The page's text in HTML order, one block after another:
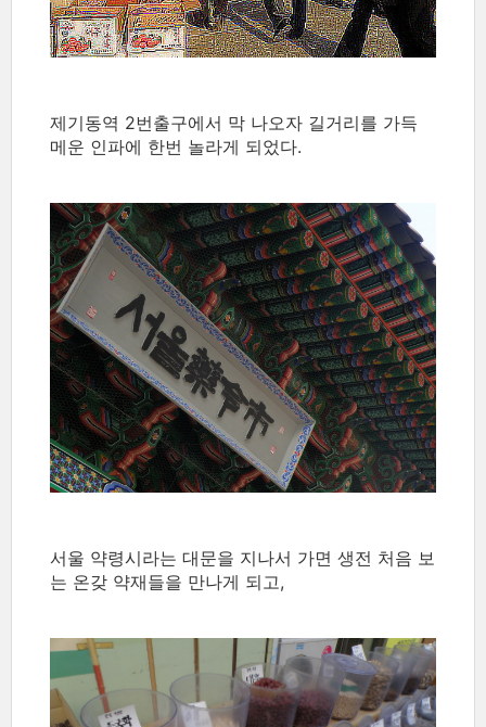
제기동역 2번출구에서 막 나오자 길거리를 가득
메운 인파에 한번 놀라게 되었다.
서울 약령시라는 대문을 지나서 가면 생전 처음 보
는 온갖 약재들을 만나게 되고,